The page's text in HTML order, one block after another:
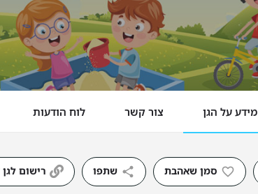
מידע על הגן צור קשר לוח הודעות
סמן שאהבת שתפו רישום לגן